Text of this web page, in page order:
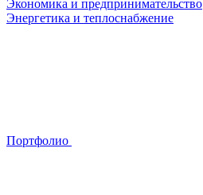
Экономика и предпринимательство
Энергетика и теплоснабжение
Портфолио